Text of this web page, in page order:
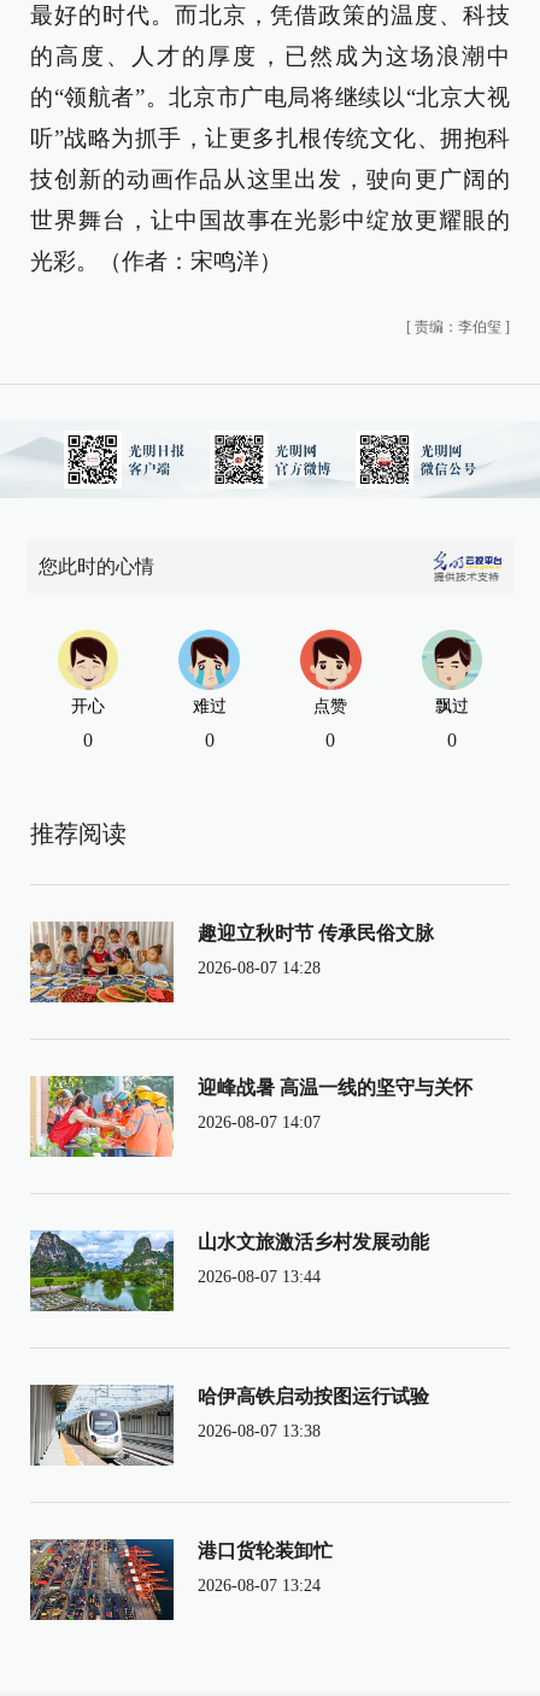
最好的时代。而北京，凭借政策的温度、科技
的高度、人才的厚度，已然成为这场浪潮中
的“领航者”。北京市广电局将继续以“北京大视
听”战略为抓手，让更多扎根传统文化、拥抱科
技创新的动画作品从这里出发，驶向更广阔的
世界舞台，让中国故事在光影中绽放更耀眼的
光彩。（作者：宋鸣洋）
[ 责编：李伯玺 ]
您此时的心情
开心
0
难过
0
点赞
0
飘过
0
推荐阅读
趣迎立秋时节 传承民俗文脉
2026-08-07 14:28
迎峰战暑 高温一线的坚守与关怀
2026-08-07 14:07
山水文旅激活乡村发展动能
2026-08-07 13:44
哈伊高铁启动按图运行试验
2026-08-07 13:38
港口货轮装卸忙
2026-08-07 13:24